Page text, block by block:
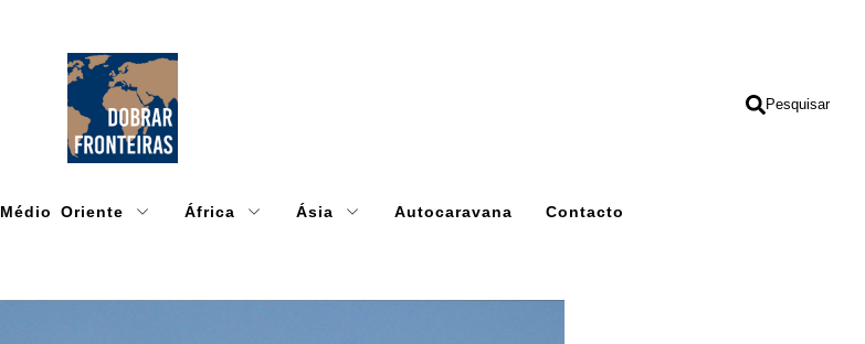
Pesquisar
Médio Oriente África Ásia Autocaravana Contacto